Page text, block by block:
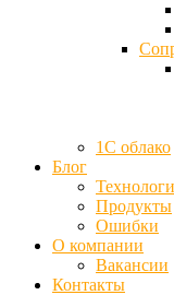
1С облако
Блог
Продукты
Ошибки
О компании
Вакансии
Контакты